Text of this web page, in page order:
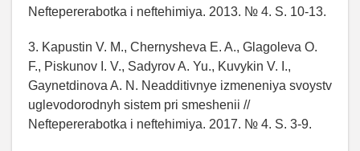
Neftepererabotka i neftehimiya. 2013. № 4. S. 10-13.
3. Kapustin V. M., Chernysheva E. A., Glagoleva O.
F., Piskunov I. V., Sadyrov A. Yu., Kuvykin V. I.,
Gaynetdinova A. N. Neadditivnye izmeneniya svoystv
uglevodorodnyh sistem pri smeshenii //
Neftepererabotka i neftehimiya. 2017. № 4. S. 3-9.